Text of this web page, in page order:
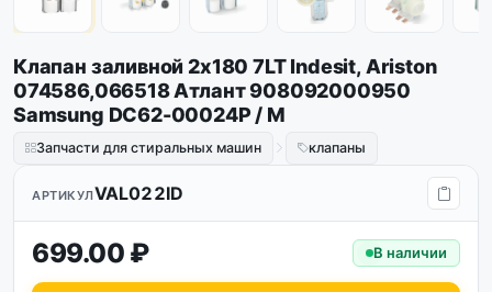
Клапан заливной 2х180 7LT Indesit, Ariston
074586,066518 Атлант 908092000950
Samsung DC62-00024P / M
Запчасти для стиральных машин клапаны
АРТИКУЛVAL022ID
699.00 ₽ В наличии